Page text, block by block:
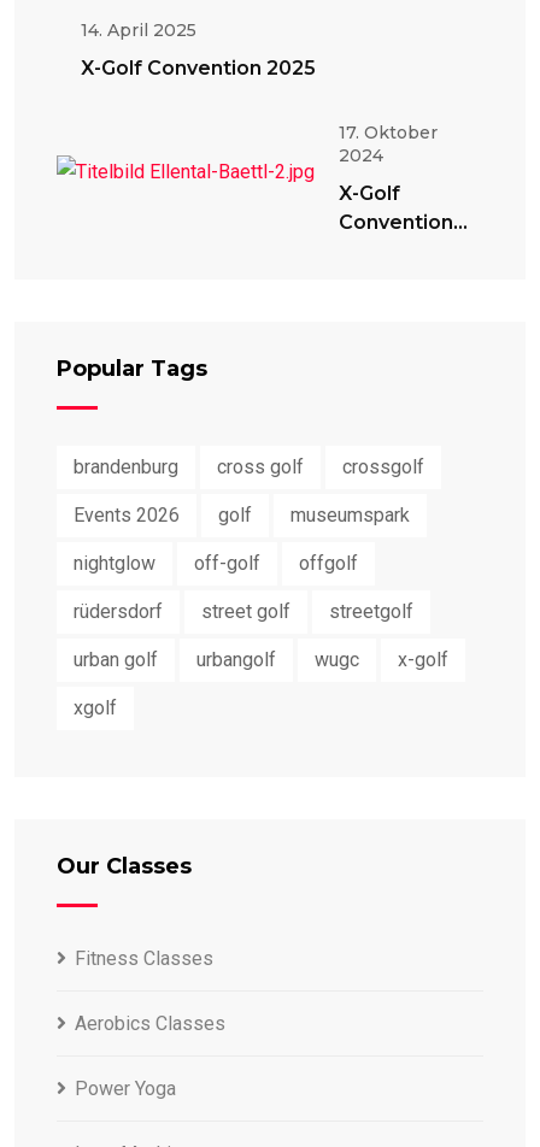
14. April 2025
X-Golf Convention 2025
17. Oktober
2024
X-Golf
Convention
Popular Tags
brandenburg cross golf crossgolf
Events 2026 golf museumspark
nightglow off-golf offgolf
rüdersdorf street golf streetgolf
urban golf urbangolf wugc x-golf
xgolf
Our Classes
Fitness Classes
Aerobics Classes
Power Yoga